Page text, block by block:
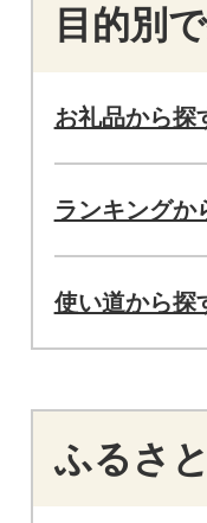
目的別
お礼品から探
ランキングか
使い道から探
ふるさ